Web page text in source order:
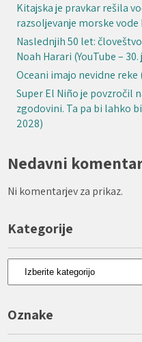
Kitajska je pravkar rešila
razsoljevanje morske vode
Naslednjih 50 let:
Noah Harari (YouTube –
Oceani imajo nevidne reke
Super El Niño je povzročil
zgodovini. Ta pa bi lahko
2028)
Nedavni
Ni komentarjev za prikaz.
Kategorije
Kategorije
Oznake